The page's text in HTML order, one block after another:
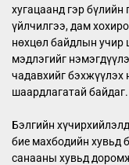
хугацаанд гэр бүлийн
үйлчилгээ, дам
нөхцөл байдлын учир
мэдлэгийг
чадавхийг бэхжүүлэх
шаардлагатай байдаг.
Бэлгийн
бие махбодийн хувьд
санааны хувьд